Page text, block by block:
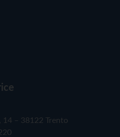
– 38122 Trento